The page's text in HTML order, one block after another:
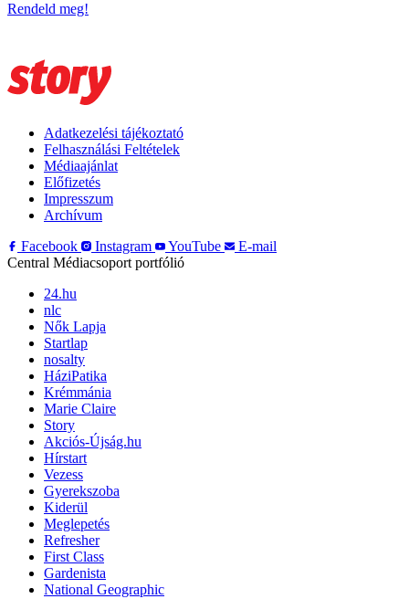
Rendeld meg!
Adatkezelési tájékoztató
Felhasználási Feltételek
Médiaajánlat
Előfizetés
Impresszum
Archívum
Facebook
Instagram YouTube
E-mail
Central Médiacsoport portfólió
24.hu
nlc
Nők Lapja
Startlap
nosalty
HáziPatika
Krémmánia
Marie Claire
Story
Akciós-Újság.hu
Hírstart
Vezess
Gyerekszoba
Kiderül
Meglepetés
Refresher
First Class
Gardenista
National Geographic